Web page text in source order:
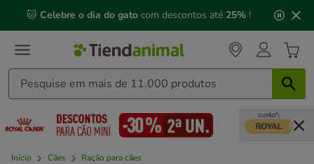
mensagem,
🐱 Celebre o dia do gato com descontos até 25% !
Início Cães Ração para cães